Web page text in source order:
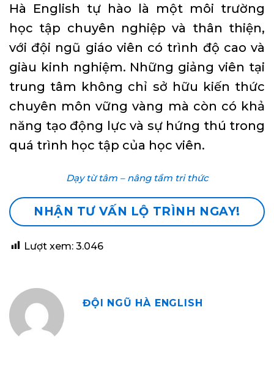
Hà English tự hào là một môi trường
học tập chuyên nghiệp và thân thiện,
với đội ngũ giáo viên có trình độ cao và
giàu kinh nghiệm. Những giảng viên tại
trung tâm không chỉ sở hữu kiến thức
chuyên môn vững vàng mà còn có khả
năng tạo động lực và sự hứng thú trong
quá trình học tập của học viên.
Dạy từ tâm – nâng tầm tri thức
NHẬN TƯ VẤN LỘ TRÌNH NGAY!
Lượt xem: 3.046
ĐỘI NGŨ HÀ ENGLISH